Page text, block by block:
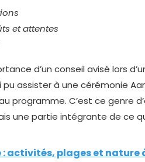
et attentes
d’un conseil avisé lors
assister à une cérémonie
programme. C’est ce genre
une partie intégrante de ce
activités, plages et nature